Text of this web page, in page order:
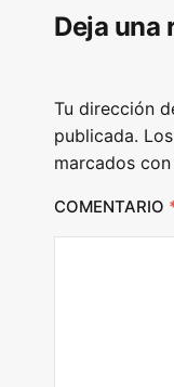
a
r
Deja una
Tu dirección
publicada.
marcados con
COMENTARIO